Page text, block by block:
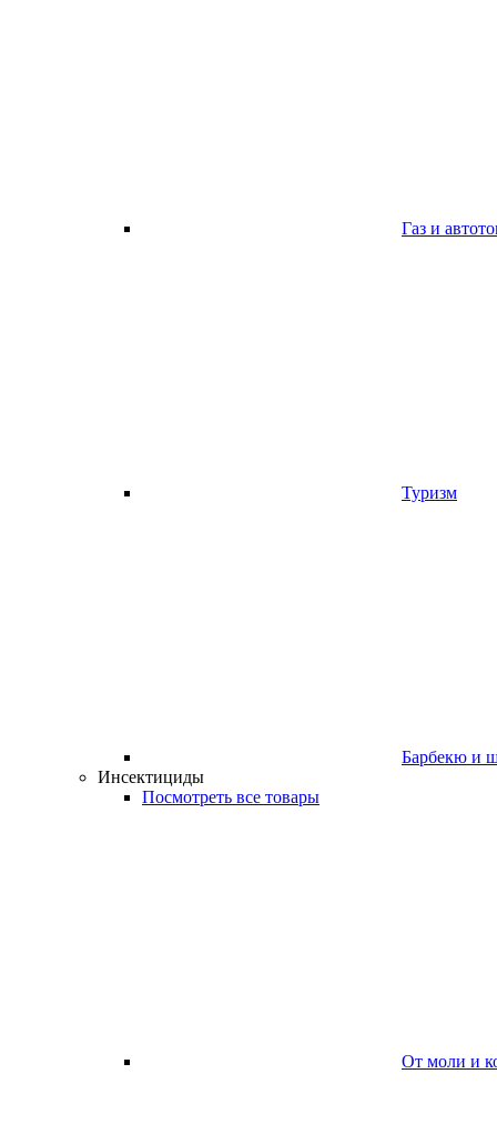
Газ и
Туризм
Барбекю и
Инсектициды
Посмотреть все товары
От моли и